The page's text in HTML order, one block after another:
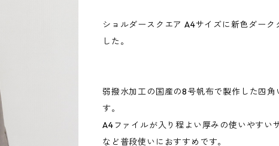
ショルダースクエア A4サイズに新色ダーク
した。
弱撥水加工の国産の8号帆布で製作した四角
す。
A4ファイルが入り程よい厚みの使いやすい
など普段使いにおすすめです。